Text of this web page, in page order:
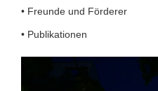
• Freunde und Förderer
• Publikationen